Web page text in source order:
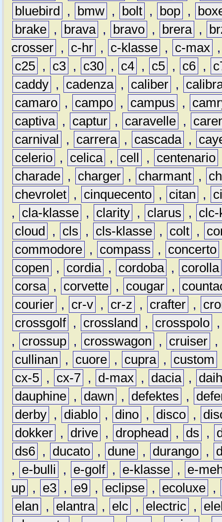
bluebird
, bmw , bolt , bop ,
brake , brava , bravo , brera ,
crosser , c-hr , c-klasse , c-max
c25 , c3 , c30 , c4 , c5 , c6 ,
caddy , cadenza , caliber ,
camaro , campo , campus ,
captiva , captur , caravelle ,
carnival
, carrera , cascada ,
celerio , celica , cell , centenario
charade , charger , charmant ,
chevrolet , cinquecento , citan ,
,
cla-klasse , clarity , clarus ,
clc-
cloud
, cls , cls-klasse , colt ,
commodore , compass , concerto
copen
, cordia , cordoba ,
corolla
corsa , corvette , cougar ,
courier , cr-v , cr-z , crafter ,
crossgolf , crossland , crosspolo
,
crossup , crosswagon , cruiser ,
cullinan
, cuore , cupra , custom
cx-5 , cx-7 , d-max , dacia ,
dauphine , dawn , defektes ,
derby , diablo , dino , disco ,
dokker , drive , drophead , ds ,
ds6 , ducato , dune , durango ,
,
e-bulli , e-golf , e-klasse ,
e-
up , e3 , e9 , eclipse , ecoluxe ,
elan
, elantra , elc , electric ,